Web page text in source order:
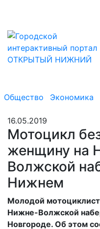
Общество Экономика
16.05.2019
Мотоцикл
женщину на
Волжской
Нижнем
Молодой
Нижне-Волжской
Новгороде. Об этом